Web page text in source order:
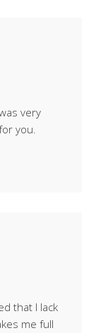
very
you.
that I lack
me full